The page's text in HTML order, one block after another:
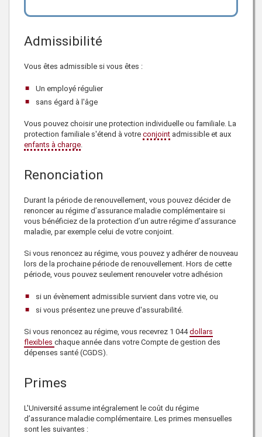
Admissibilité
Vous êtes admissible si vous êtes :
Un employé régulier
sans égard à l'âge
Vous pouvez choisir une protection individuelle ou familiale. La
protection familiale s'étend à votre conjoint admissible et aux
enfants à charge.
Renonciation
Durant la période de renouvellement, vous pouvez décider de
renoncer au régime d’assurance maladie complémentaire si
vous bénéficiez de la protection d’un autre régime d’assurance
maladie, par exemple celui de votre conjoint.
Si vous renoncez au régime, vous pouvez y adhérer de nouveau
lors de la prochaine période de renouvellement. Hors de cette
période, vous pouvez seulement renouveler votre adhésion
si un évènement admissiblesurvient dans votre vie, ou
si vous présentez une preuve d'assurabilité.
Si vous renoncez au régime, vous recevrez 1 044dollars
flexibles chaque année dans votre Compte de gestion des
dépenses santé (CGDS).
Primes
L'Université assume intégralement le coût du régime
d’assurance maladie complémentaire. Les primes mensuelles
sont les suivantes :